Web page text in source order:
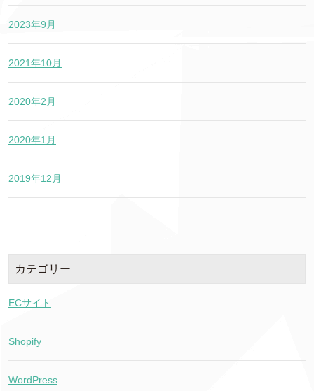
2023年9月
2021年10月
2020年2月
2020年1月
2019年12月
カテゴリー
ECサイト
Shopify
WordPress